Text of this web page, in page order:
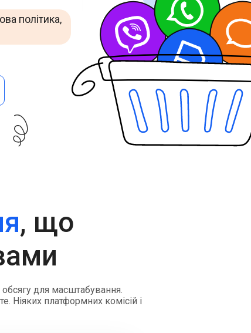
політика,
, що
для масштабування.
Ніяких платформних комісій і